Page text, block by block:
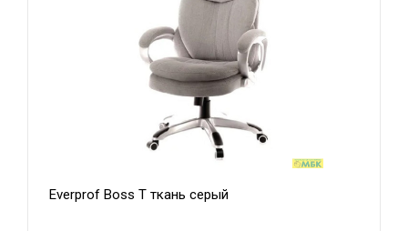
Everprof Boss T ткань серый